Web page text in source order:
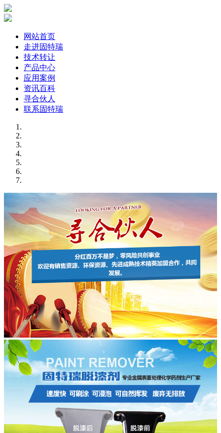
网站首页
走进固特瑞
技术转让
产品中心
应用案例
资讯百科
寻合伙人
联系固特瑞